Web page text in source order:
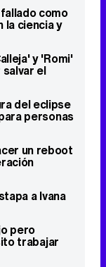
como
la ciencia y
y 'Romi'
el
del eclipse
personas
un reboot
a Ivana
pero
trabajar